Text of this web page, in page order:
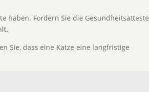
haben. Fordern Sie die Gesundheitsatteste
Sie, dass eine Katze eine langfristige